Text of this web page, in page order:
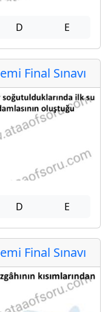
D E
Final Sınavı
D E
Final Sınavı